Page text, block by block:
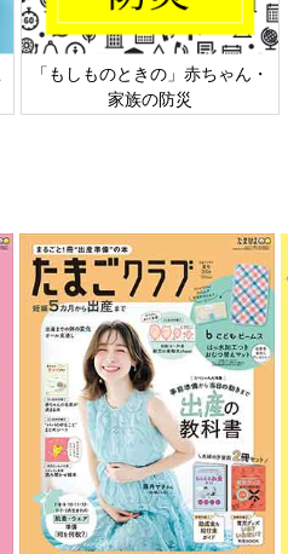
六星占術 細木かおりさんの人生
相談